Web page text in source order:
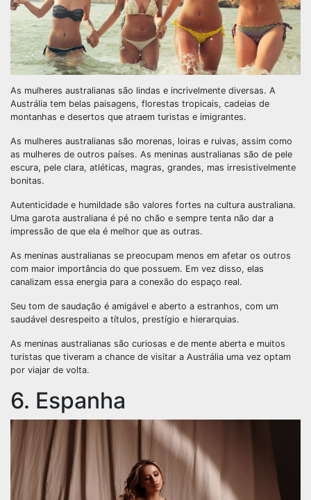
As mulheres australianas são lindas e incrivelmente diversas. A
Austrália tem belas paisagens, florestas tropicais, cadeias de
montanhas e desertos que atraem turistas e imigrantes.
As mulheres australianas são morenas, loiras e ruivas, assim como
as mulheres de outros países. As meninas australianas são de pele
escura, pele clara, atléticas, magras, grandes, mas irresistivelmente
bonitas.
Autenticidade e humildade são valores fortes na cultura australiana.
Uma garota australiana é pé no chão e sempre tenta não dar a
impressão de que ela é melhor que as outras.
As meninas australianas se preocupam menos em afetar os outros
com maior importância do que possuem. Em vez disso, elas
canalizam essa energia para a conexão do espaço real.
Seu tom de saudação é amigável e aberto a estranhos, com um
saudável desrespeito a títulos, prestígio e hierarquias.
As meninas australianas são curiosas e de mente aberta e muitos
turistas que tiveram a chance de visitar a Austrália uma vez optam
por viajar de volta.
6. Espanha